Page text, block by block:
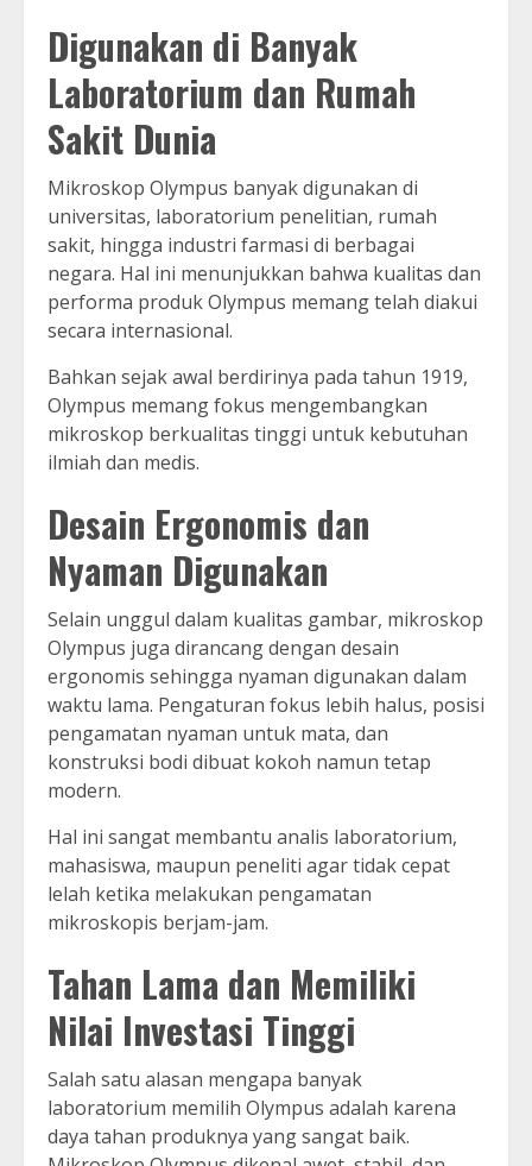
Digunakan di Banyak
Laboratorium dan Rumah
Sakit Dunia
Mikroskop Olympus banyak digunakan di
universitas, laboratorium penelitian, rumah
sakit, hingga industri farmasi di berbagai
negara. Hal ini menunjukkan bahwa kualitas dan
performa produk Olympus memang telah diakui
secara internasional.
Bahkan sejak awal berdirinya pada tahun 1919,
Olympus memang fokus mengembangkan
mikroskop berkualitas tinggi untuk kebutuhan
ilmiah dan medis.
Desain Ergonomis dan
Nyaman Digunakan
Selain unggul dalam kualitas gambar, mikroskop
Olympus juga dirancang dengan desain
ergonomis sehingga nyaman digunakan dalam
waktu lama. Pengaturan fokus lebih halus, posisi
pengamatan nyaman untuk mata, dan
konstruksi bodi dibuat kokoh namun tetap
modern.
Hal ini sangat membantu analis laboratorium,
mahasiswa, maupun peneliti agar tidak cepat
lelah ketika melakukan pengamatan
mikroskopis berjam-jam.
Tahan Lama dan Memiliki
Nilai Investasi Tinggi
Salah satu alasan mengapa banyak
laboratorium memilih Olympus adalah karena
daya tahan produknya yang sangat baik.